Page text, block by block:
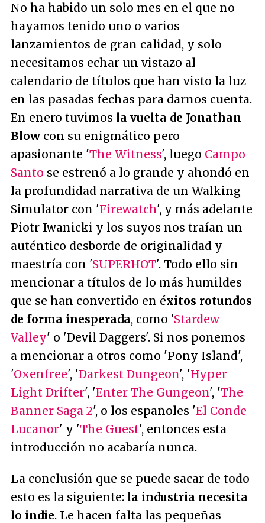
No ha habido un solo mes en el que no
hayamos tenido uno o varios
lanzamientos de gran calidad, y solo
necesitamos echar un vistazo al
calendario de títulos que han visto la luz
en las pasadas fechas para darnos cuenta.
En enero tuvimos la vuelta de Jonathan
Blow con su enigmático pero
apasionante 'The Witness', luego Campo
Santo se estrenó a lo grande y ahondó en
la profundidad narrativa de un Walking
Simulator con 'Firewatch', y más adelante
Piotr Iwanicki y los suyos nos traían un
auténtico desborde de originalidad y
maestría con 'SUPERHOT'. Todo ello sin
mencionar a títulos de lo más humildes
que se han convertido en éxitos rotundos
de forma inesperada, como 'Stardew
Valley' o 'Devil Daggers'. Si nos ponemos
a mencionar a otros como 'Pony Island',
'Oxenfree', 'Darkest Dungeon', 'Hyper
Light Drifter', 'Enter The Gungeon', 'The
Banner Saga 2', o los españoles 'El Conde
Lucanor' y 'The Guest', entonces esta
introducción no acabaría nunca.
La conclusión que se puede sacar de todo
esto es la siguiente: la industria necesita
lo indie. Le hacen falta las pequeñas